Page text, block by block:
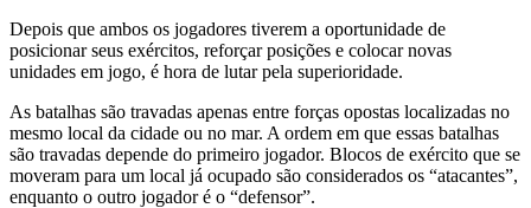
Depois que ambos os jogadores tiverem a oportunidade de
posicionar seus exércitos, reforçar posições e colocar novas
unidades em jogo, é hora de lutar pela superioridade.
As batalhas são travadas apenas entre forças opostas localizadas no
mesmo local da cidade ou no mar. A ordem em que essas batalhas
são travadas depende do primeiro jogador. Blocos de exército que se
moveram para um local já ocupado são considerados os “atacantes”,
enquanto o outro jogador é o “defensor”.